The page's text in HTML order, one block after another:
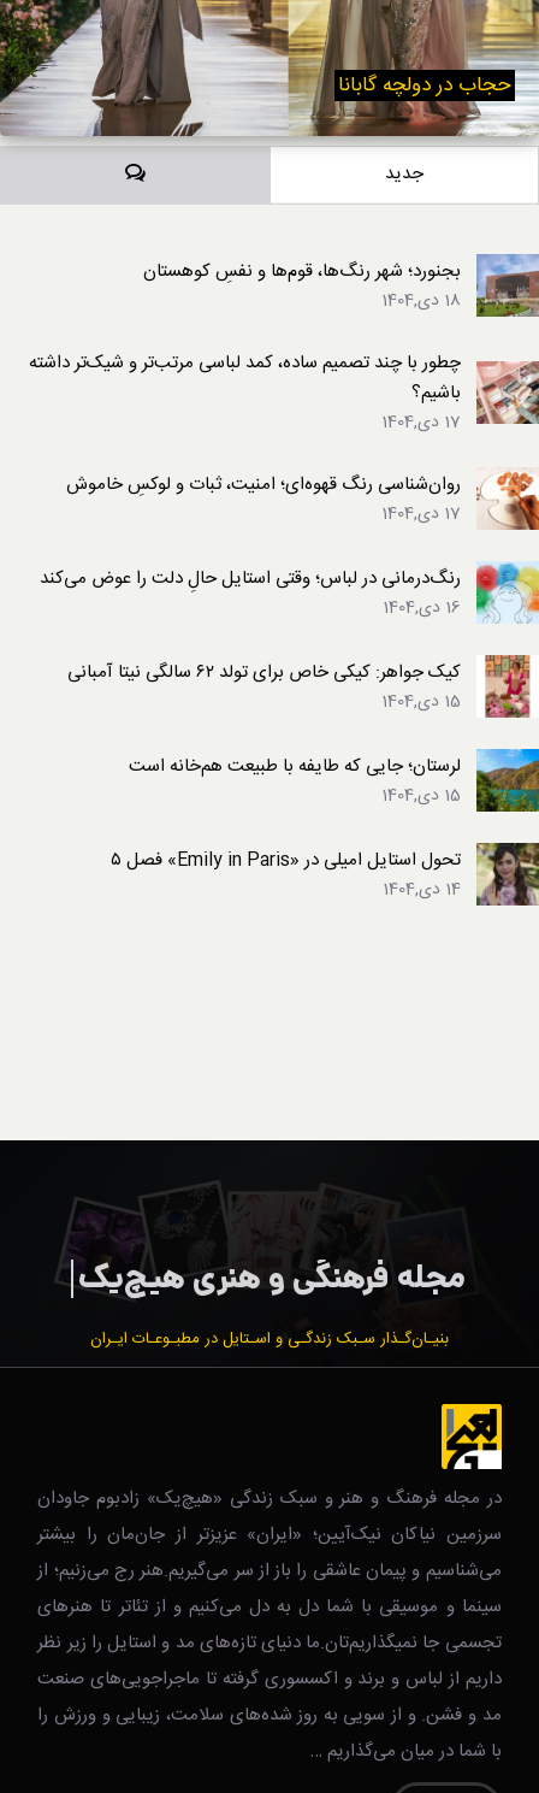
حجاب در دولچه گابانا
جدید دیدگاه‌ها
بجنورد؛ شهر رنگ‌ها، قوم‌ها و نفسِ کوهستان
18 دی,1404
چطور با چند تصمیم ساده، کمد لباسی مرتب‌تر و شیک‌تر داشته
باشیم؟
17 دی,1404
روان‌شناسی رنگ قهوه‌ای؛ امنیت، ثبات و لوکسِ خاموش
17 دی,1404
رنگ‌درمانی در لباس؛ وقتی استایل حالِ دلت را عوض می‌کند
16 دی,1404
کیک جواهر: کیکی خاص برای تولد ۶۲ سالگی نیتا آمبانی
15 دی,1404
لرستان؛ جایی که طایفه با طبیعت هم‌خانه است
15 دی,1404
تحول استایل امیلی در «Emily in Paris» فصل ۵
14 دی,1404
بنیـان‌گـذار سـبک زندگـی و اسـتایل در مطبـوعـات ایـران
در مجله فرهنگ و هنر و سبک زندگی‌ «هیچ‌یک» زادبوم جاودان
سرزمین نیاکان نیک‌‌‌آیین؛ «ایران» عزیزتر از جان‌مان را بیشتر
می‌شناسیم و پیمان عاشقی را باز از سر می‌گیریم.هنر رج می‌زنیم؛ از
سینما و موسیقی با شما دل به دل می‌کنیم و از تئاتر تا هنرهای
تجسمی جا نمیگذاریم‌تان.ما دنیای تازه‌های مد و استایل را زیر نظر
داریم از لباس و برند و اکسسوری گرفته تا ماجراجویی‌های صنعت
مد و فشن. و از سویی به روز شده‌های سلامت، زیبایی و ورزش را
با شما در میان می‌گذاریم …